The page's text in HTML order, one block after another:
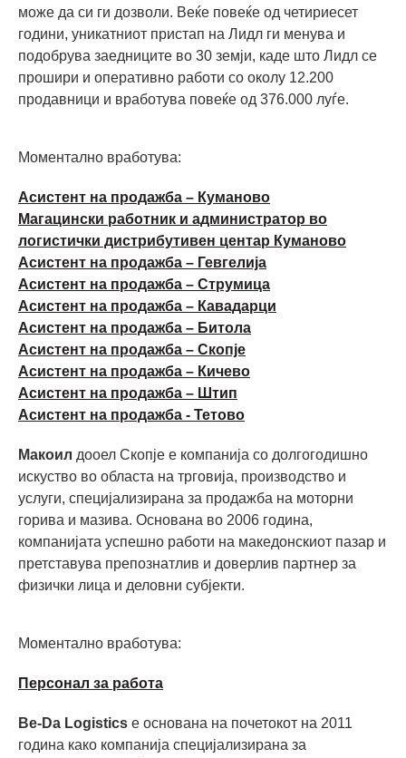
може да си ги дозволи. Веќе повеќе од четириесет
години, уникатниот пристап на Лидл ги менувa и
подобрувa заедниците во 30 земји, каде што Лидл се
прошири и оперативно работи со околу 12.200
продавници и вработува повеќе од 376.000 луѓе.
Моментално вработува:
Асистент на продажба – Куманово
Магацински работник и администратор во
логистички дистрибутивен центар Куманово
Асистент на продажба – Гевгелија
Асистент на продажба – Струмица
Асистент на продажба – Кавадарци
Асистент на продажба – Битола
Асистент на продажба – Скопје
Асистент на продажба – Кичево
Асистент на продажба – Штип
Асистент на продажба - Тетово
Макоил дооел Скопје е компанија со долгогодишно
искуство во областа на трговија, производство и
услуги, специјализирана за продажба на моторни
горива и мазива. Основана во 2006 година,
компанијата успешно работи на македонскиот пазар и
претставува препознатлив и доверлив партнер за
физички лица и деловни субјекти.
Моментално вработува:
Персонал за работа
Be-Da Logistics е основана на почетокот на 2011
година како компанија специјализирана за